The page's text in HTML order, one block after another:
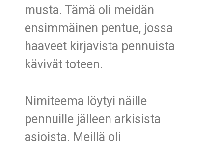
musta. Tämä oli meidän
ensimmäinen pentue, jossa
haaveet kirjavista pennuista
kävivät toteen.
Nimiteema löytyi näille
pennuille jälleen arkisista
asioista. Meillä oli